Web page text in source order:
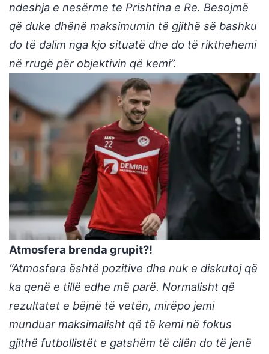
ndeshja e nesërme te Prishtina e Re. Besojmë
që duke dhënë maksimumin të gjithë së bashku
do të dalim nga kjo situatë dhe do të rikthehemi
në rrugë për objektivin që kemi”.
Atmosfera brenda grupit?!
“Atmosfera është pozitive dhe nuk e diskutoj që
ka qenë e tillë edhe më parë. Normalisht që
rezultatet e bëjnë të vetën, mirëpo jemi
munduar maksimalisht që të kemi në fokus
gjithë futbollistët e gatshëm të cilën do të jenë